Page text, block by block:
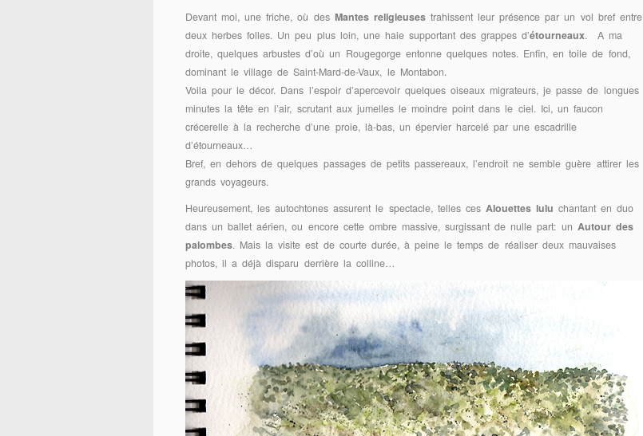
Devant moi, une friche, où des Mantes religieuses trahissent leur présence par un vol bref entre
deux herbes folles. Un peu plus loin, une haie supportant des grappes d’étourneaux. A ma
droite, quelques arbustes d’où un Rougegorge entonne quelques notes. Enfin, en toile de fond,
dominant le village de Saint-Mard-de-Vaux, le Montabon.
Voila pour le décor. Dans l’espoir d’apercevoir quelques oiseaux migrateurs, je passe de longues
minutes la tête en l’air, scrutant aux jumelles le moindre point dans le ciel. Ici, un faucon
crécerelle à la recherche d’une proie, là-bas, un épervier harcelé par une escadrille
d’étourneaux…
Bref, en dehors de quelques passages de petits passereaux, l’endroit ne semble guère attirer les
grands voyageurs.
Heureusement, les autochtones assurent le spectacle, telles ces Alouettes lulu chantant en duo
dans un ballet aérien, ou encore cette ombre massive, surgissant de nulle part: un Autour des
palombes. Mais la visite est de courte durée, à peine le temps de réaliser deux mauvaises
photos, il a déjà disparu derrière la colline…